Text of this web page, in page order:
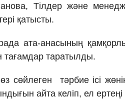
Тілдер және
қатысты.
ата-анасының
тағамдар таратылды.
тәрбие ісі
айта келіп, ел